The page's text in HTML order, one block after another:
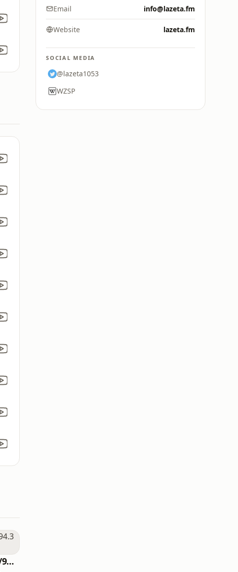
Que Buena 105.5/94.3 FM
Email info@lazeta.fm
Website lazeta.fm
SOCIAL MEDIA
@lazeta1053
WZSP